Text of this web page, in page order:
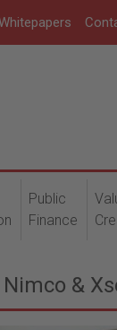
Public
Finance
&